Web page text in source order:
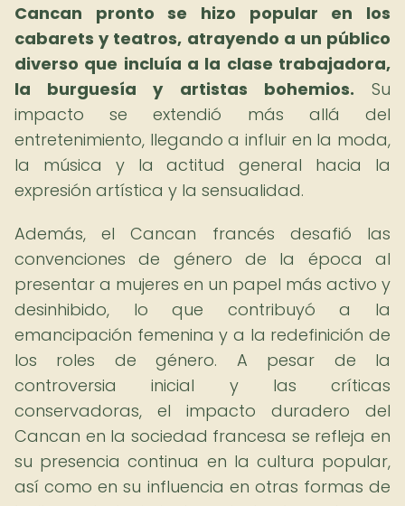
Cancan pronto se hizo popular en los
cabarets y teatros, atrayendo a un público
diverso que incluía a la clase trabajadora,
la burguesía y artistas bohemios. Su
impacto se extendió más allá del
entretenimiento, llegando a influir en la moda,
la música y la actitud general hacia la
expresión artística y la sensualidad.
Además, el Cancan francés desafió las
convenciones de género de la época al
presentar a mujeres en un papel más activo y
desinhibido, lo que contribuyó a la
emancipación femenina y a la redefinición de
los roles de género. A pesar de la
controversia inicial y las críticas
conservadoras, el impacto duradero del
Cancan en la sociedad francesa se refleja en
su presencia continua en la cultura popular,
así como en su influencia en otras formas de